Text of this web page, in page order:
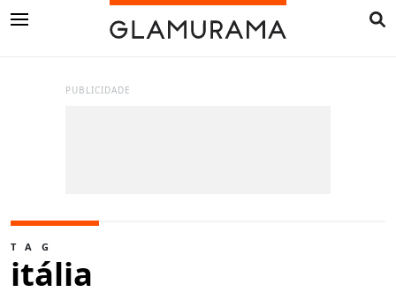
PUBLICIDADE
TAG
itália